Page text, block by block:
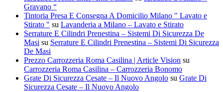
Gravano “
Tintoria Presa E Consegna A Domicilio Milano " Lavato e
Stirato " su Lavanderia a Milano – Lavato e Stirato
Serrature E Cilindri Prenestina – Sistemi Di Sicurezza De
Masi su Serrature E Cilindri Prenestina – Sistemi Di Sicurezza
De Masi
Prezzo Carrozzeria Roma Casilina | Article Vision su
Carrozzeria Roma Casilina – Carrozzeria Bonomo
Grate Di Sicurezza Cesate – Il Nuovo Angolo su Grate Di
Sicurezza Cesate – Il Nuovo Angolo